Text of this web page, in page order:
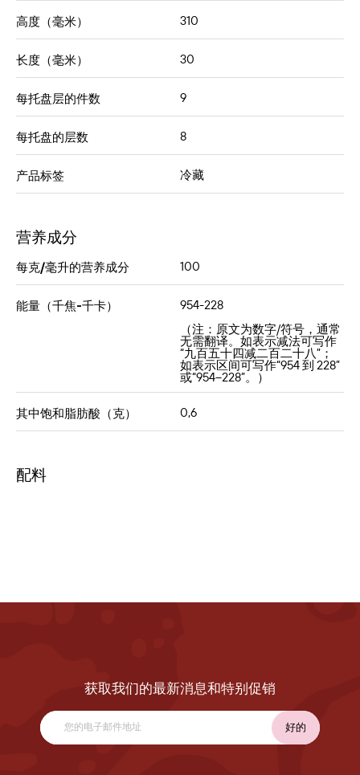
高度（毫米） 310
长度（毫米） 30
每托盘层的件数 9
每托盘的层数 8
产品标签 冷藏
营养成分
每克/毫升的营养成分 100
能量（千焦-千卡）
954-228
（注：原文为数字/符号，通常
无需翻译。如表示减法可写作
“九百五十四减二百二十八”；
如表示区间可写作“954 到 228”
或“954–228”。）
其中饱和脂肪酸（克） 0,6
配料
获取我们的最新消息和特别促销